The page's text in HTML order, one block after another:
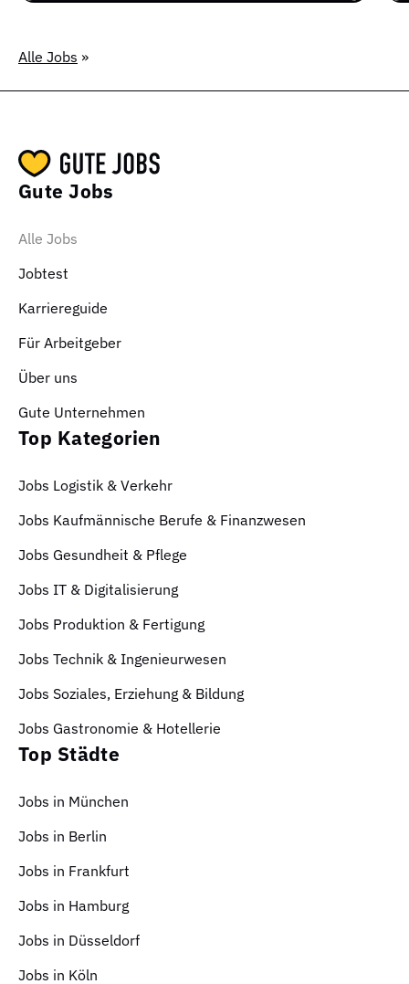
Alle Jobs »
Gute Jobs
Alle Jobs
Jobtest
Karriereguide
Für Arbeitgeber
Über uns
Gute Unternehmen
Top Kategorien
Jobs Logistik & Verkehr
Jobs Kaufmännische Berufe & Finanzwesen
Jobs Gesundheit & Pflege
Jobs IT & Digitalisierung
Jobs Produktion & Fertigung
Jobs Technik & Ingenieurwesen
Jobs Soziales, Erziehung & Bildung
Jobs Gastronomie & Hotellerie
Top Städte
Jobs in München
Jobs in Berlin
Jobs in Frankfurt
Jobs in Hamburg
Jobs in Düsseldorf
Jobs in Köln